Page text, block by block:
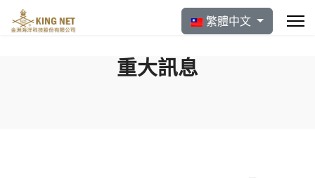
選擇你的語言
繁體中文
重大訊息